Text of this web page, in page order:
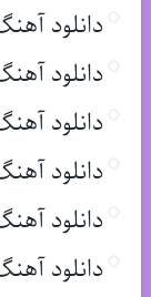
دانلود
دانلود
دانلود
دانلود
دانلود
دانلود